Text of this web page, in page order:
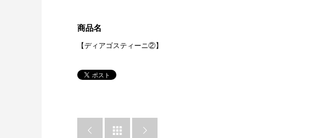
商品名
【ディアゴスティーニ②】
  